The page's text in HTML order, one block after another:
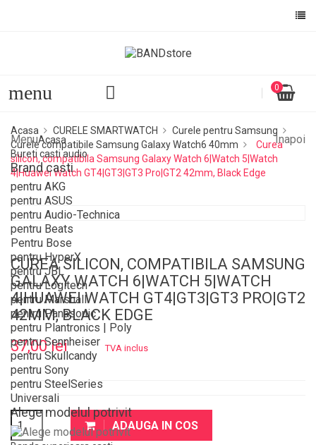
menu 0
Menu Inapoi
Acasa
Bureti casti audio
Brand casti
pentru AKG
pentru ASUS
pentru Audio-Technica
pentru Beats
Pentru Bose
pentru HyperX
pentru JBL
pentru Logitech
pentru Marshall
pentru Panasonic
pentru Plantronics | Poly
pentru Sennheiser
pentru Skullcandy
pentru Sony
pentru SteelSeries
Universali
Alege modelul potrivit
Acasa CURELE SMARTWATCH
Curele pentru Samsung
Curele compatibile Samsung Galaxy Watch6 40mm
Curea
silicon, compatibila Samsung Galaxy Watch 6|Watch 5|Watch
4|Huawei Watch GT4|GT3|GT3 Pro|GT2 42mm, Black Edge
CUREA SILICON, COMPATIBILA SAMSUNG
GALAXY WATCH 6|WATCH 5|WATCH
4|HUAWEI WATCH GT4|GT3|GT3 PRO|GT2
42MM, BLACK EDGE
37,00 lei
TVA inclus
ADAUGA IN COS